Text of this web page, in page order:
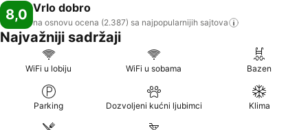
8,0 Vrlo dobro
na osnovu ocena (2.387) sa najpopularnijih sajtova
Najvažniji sadržaji
WiFi u lobiju WiFi u sobama Bazen
Parking Dozvoljeni kućni ljubimci Klima